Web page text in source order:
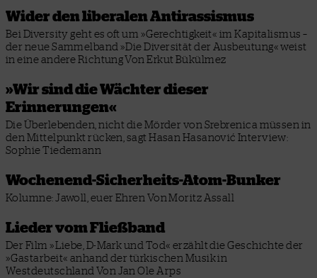
Wider den liberalen Antirassismus
Bei Diversity geht es oft um »Gerechtigkeit« im Kapitalismus –
der neue Sammelband »Die Diversität der Ausbeutung« weist
in eine andere RichtungVon Erkut Bükülmez
»Wir sind die Wächter dieser
Erinnerungen«
Die Überlebenden, nicht die Mörder von Srebrenica müssen in
den Mittelpunkt rücken, sagt Hasan Hasanović Interview:
Sophie Tiedemann
Wochenend-Sicherheits-Atom-Bunker
Kolumne: Jawoll, euer Ehren Von Moritz Assall
Lieder vom Fließband
Der Film »Liebe, D-Mark und Tod« erzählt die Geschichte der
»Gastarbeit« anhand der türkischen Musik in
Westdeutschland Von Jan Ole Arps